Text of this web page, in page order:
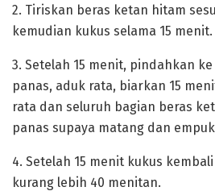
‎2. Tiriskan beras ketan hitam
kemudian kukus selama 15 menit.
‎3. Setelah 15 menit, pindahkan
panas, aduk rata, biarkan 15
rata dan seluruh bagian beras
panas supaya matang dan
‎4. Setelah 15 menit kukus
kurang lebih 40 menitan.